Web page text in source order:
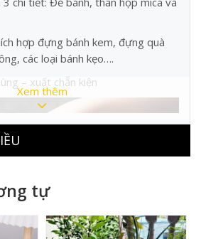
hợp đựng bánh kem, đựng quà
các loại bánh kẹo….
– xuất chẵn kiện
Xem thêm
tự